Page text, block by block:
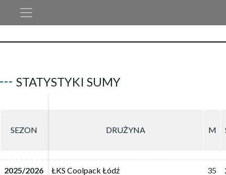
STATYSTYKI SUMY
SEZON DRUŻYNA M
2025/2026 ŁKS Coolpack Łódź 35
SEZON DRUŻYNA M
2025/2026 ŁKS Coolpack Łódź 35